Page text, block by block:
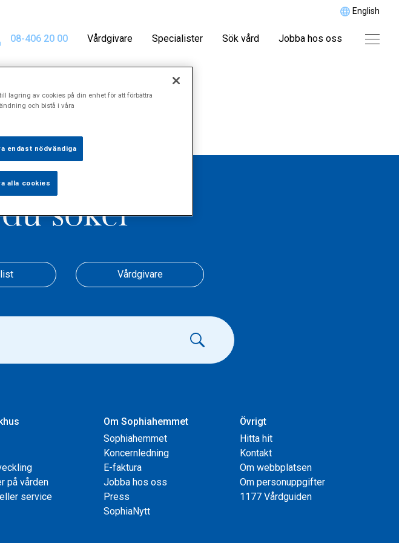
English
08-406 20 00 Vårdgivare Specialister Sök vård Jobba hos oss
söker
Vårdgivare
på vården
service
Om Sophiahemmet
Sophiahemmet
Koncernledning
E-faktura
Jobba hos oss
Press
SophiaNytt
Övrigt
Hitta hit
Kontakt
Om webbplatsen
Om personuppgifter
1177 Vårdguiden
lagring av cookies på din enhet för att förbättra
och bistå i våra
endast nödvändiga
alla cookies